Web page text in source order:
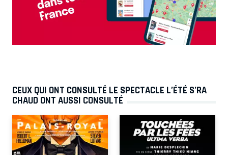
CEUX QUI ONT CONSULTÉ LE SPECTACLE L’ÉTÉ S’RA
CHAUD ONT AUSSI CONSULTÉ